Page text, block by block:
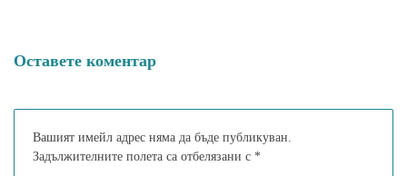
Оставете коментар
Вашият имейл адрес няма да бъде публикуван.
Задължителните полета са отбелязани с *